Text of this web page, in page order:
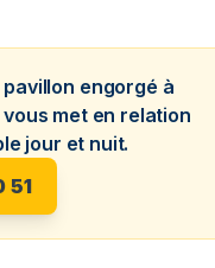
engorgé à
met en relation
jour et nuit.
51